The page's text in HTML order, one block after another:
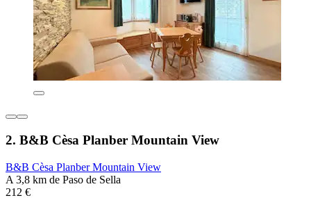
2. B&B Cèsa Planber Mountain View
B&B Cèsa Planber Mountain View
A 3,8 km de Paso de Sella
212 €